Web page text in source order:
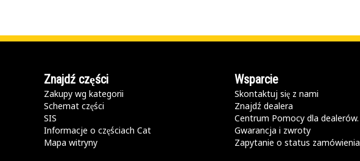
Znajdź części
Zakupy wg kategorii
Schemat części
SIS
Informacje o częściach Cat
Mapa witryny
Wsparcie
Skontaktuj się z nami
Znajdź dealera
Centrum Pomocy dla dealerów.
Gwarancja i zwroty
Zapytanie o status zamówienia